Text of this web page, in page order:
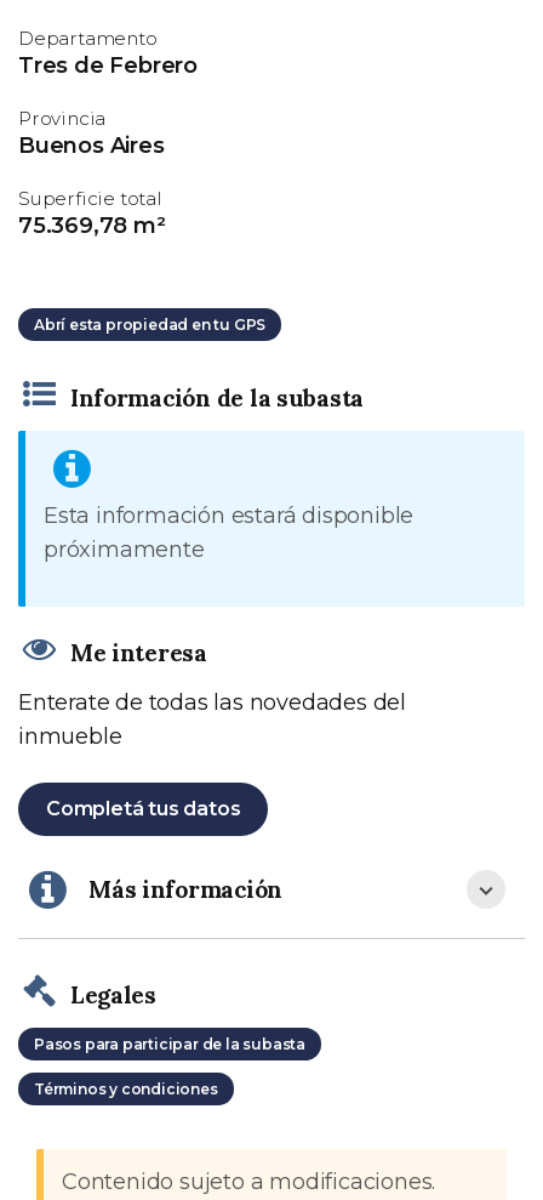
Departamento
Tres de Febrero
Provincia
Buenos Aires
Superficie total
75.369,78 m²
Abrí esta propiedad en tu GPS
Información de la subasta
Esta información estará disponible
próximamente
Me interesa
Enterate de todas las novedades del
inmueble
Completá tus datos
Más información
Legales
Pasos para participar de la subasta
Términos y condiciones
Contenido sujeto a modificaciones.